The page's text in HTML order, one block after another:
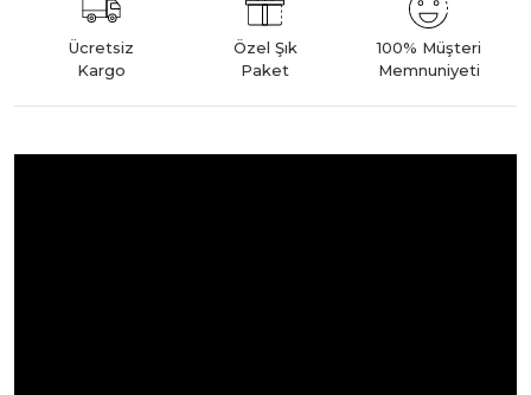
Ücretsiz
Kargo
Özel Şık
Paket
100% Müşteri
Memnuniyeti